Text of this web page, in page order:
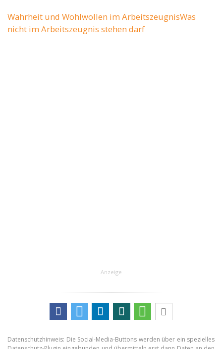
Wahrheit und Wohlwollen im ArbeitszeugnisWas
nicht im Arbeitszeugnis stehen darf
Anzeige
Datenschutzhinweis: Die Social-Media-Buttons werden über ein spezielles